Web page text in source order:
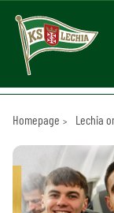
Homepage Lechia